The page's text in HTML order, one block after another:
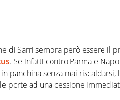
di Sarri sembra però essere il
. Se infatti contro Parma e
panchina senza mai
porte ad una cessione